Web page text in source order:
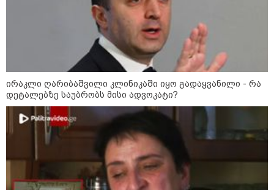
09:32 / 05-08-2026
"4 დღე უწყლოდ და უპუროდ
გაატარეს, მათ სიცოცხლე
დავუბრუნეთ" - ქართველი
მეზღვაური წერს, რომ 36
მიგრანტი, მათ შორის, ორსული
გოგონა გადაარჩინა
12:20 / 04-08-2026
"როცა კანონიკიდან
გამომდინარე, მართებულად
მიგვაჩნია, რომ ადამიანის
გასვენება ტაძრიდან არ მოხდეს,
ეს მგლოვიარეს ისეთი
სიყვარულითა უნდა ავუხსნათ,
რომ შფოთვა არ დაიბადოს" -
დედა სიდონია
16:02 / 03-08-2026
ირაკლი ღარიბაშვილი კლინიკაში იყო გადაყვანილი - რა
დეტალებზე საუბრობს მისი ადვოკატი?